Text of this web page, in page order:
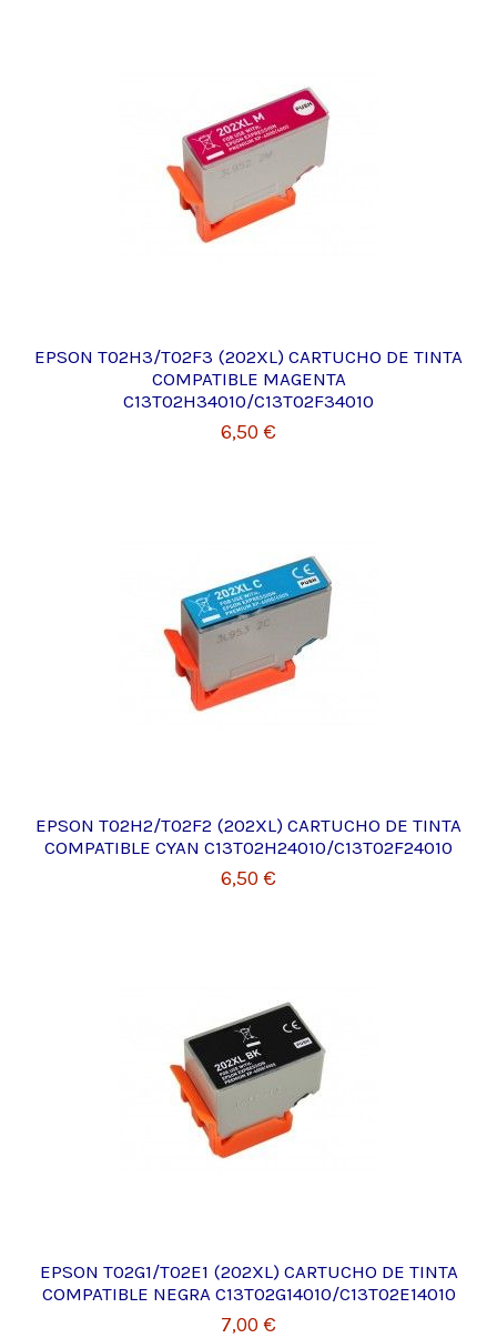
EPSON T02H3/T02F3 (202XL) CARTUCHO DE TINTA
COMPATIBLE MAGENTA
C13T02H34010/C13T02F34010
6,50 €
EPSON T02H2/T02F2 (202XL) CARTUCHO DE TINTA
COMPATIBLE CYAN C13T02H24010/C13T02F24010
6,50 €
EPSON T02G1/T02E1 (202XL) CARTUCHO DE TINTA
COMPATIBLE NEGRA C13T02G14010/C13T02E14010
7,00 €